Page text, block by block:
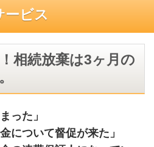
ービス
相続放棄は3ヶ月の
った」
について督促が来た」